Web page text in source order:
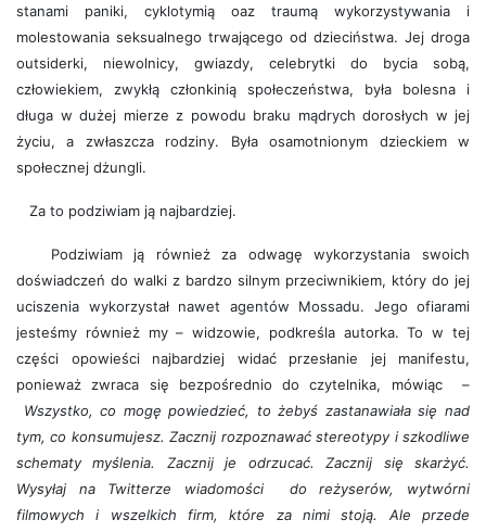
stanami paniki, cyklotymią oaz traumą wykorzystywania i
molestowania seksualnego trwającego od dzieciństwa. Jej droga
outsiderki, niewolnicy, gwiazdy, celebrytki do bycia sobą,
człowiekiem, zwykłą członkinią społeczeństwa, była bolesna i
długa w dużej mierze z powodu braku mądrych dorosłych w jej
życiu, a zwłaszcza rodziny. Była osamotnionym dzieckiem w
społecznej dżungli.
Za to podziwiam ją najbardziej.
Podziwiam ją również za odwagę wykorzystania swoich
doświadczeń do walki z bardzo silnym przeciwnikiem, który do jej
uciszenia wykorzystał nawet agentów Mossadu. Jego ofiarami
jesteśmy również my – widzowie, podkreśla autorka. To w tej
części opowieści najbardziej widać przesłanie jej manifestu,
ponieważ zwraca się bezpośrednio do czytelnika, mówiąc –
Wszystko, co mogę powiedzieć, to żebyś zastanawiała się nad
tym, co konsumujesz. Zacznij rozpoznawać stereotypy i szkodliwe
schematy myślenia. Zacznij je odrzucać. Zacznij się skarżyć.
Wysyłaj na Twitterze wiadomości do reżyserów, wytwórni
filmowych i wszelkich firm, które za nimi stoją. Ale przede